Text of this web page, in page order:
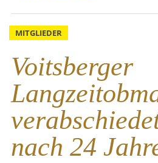
MITGLIEDER
Voitsberger
nach 24